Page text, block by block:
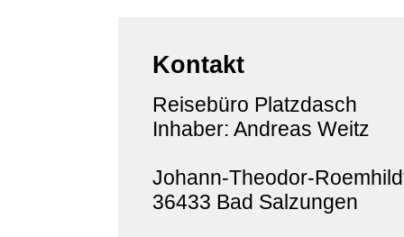
Kontakt
Reisebüro Platzdasch
Inhaber: Andreas Weitz
Johann-Theodor-
36433 Bad Salzungen